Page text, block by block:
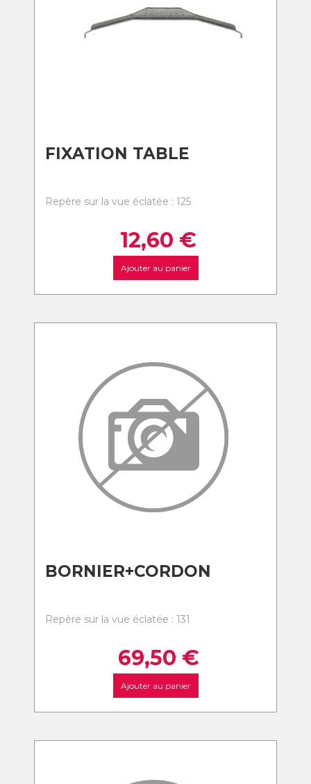
FIXATION TABLE
Repère sur la vue éclatée : 125
12,60 €
Ajouter au panier
BORNIER+CORDON
Repère sur la vue éclatée : 131
69,50 €
Ajouter au panier